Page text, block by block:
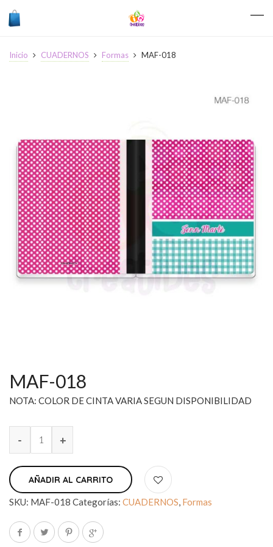
Inicio CUADERNOS Formas MAF-018
MAF-018
NOTA: COLOR DE CINTA VARIA SEGUN DISPONIBILIDAD
AÑADIR AL CARRITO
SKU: MAF-018 Categorías: CUADERNOS, Formas